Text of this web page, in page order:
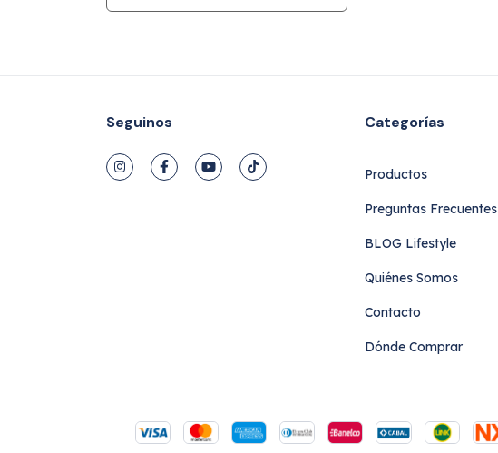
Seguinos Categorías
Productos
Preguntas Frecuentes
BLOG Lifestyle
Quiénes Somos
Contacto
Dónde Comprar